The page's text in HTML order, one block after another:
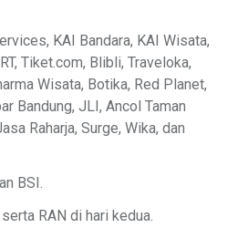
KAI Bandara, KAI Wisata,
Tiket.com, Blibli, Traveloka,
Wisata, Botika, Red Planet,
Bandung, JLI, Ancol Taman
Raharja, Surge, Wika, dan
BSI.
RAN di hari kedua.